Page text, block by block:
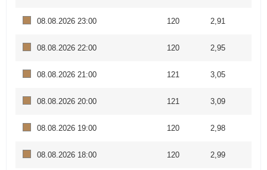
08.08.2026 23:00 120 2,91
08.08.2026 22:00 120 2,95
08.08.2026 21:00 121 3,05
08.08.2026 20:00 121 3,09
08.08.2026 19:00 120 2,98
08.08.2026 18:00 120 2,99